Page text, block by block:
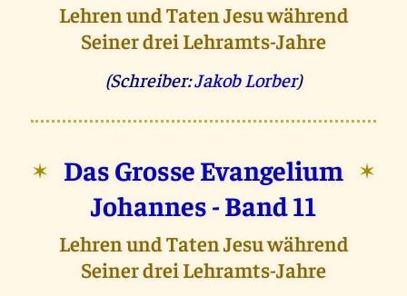
Lehren und Taten Jesu während
Seiner drei Lehramts-Jahre
(Schreiber:Jakob Lorber)
✶
Das Grosse Evangelium
Johannes - Band 11
✶
Lehren und Taten Jesu während
Seiner drei Lehramts-Jahre